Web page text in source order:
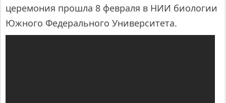
церемония прошла 8 февраля в НИИ биологии
Южного Федерального Университета.